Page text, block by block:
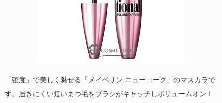
「密度」で美しく魅せる「メイベリン ニューヨーク」のマスカラで
す。届きにくい短いまつ毛をブラシがキャッチしボリュームオン！